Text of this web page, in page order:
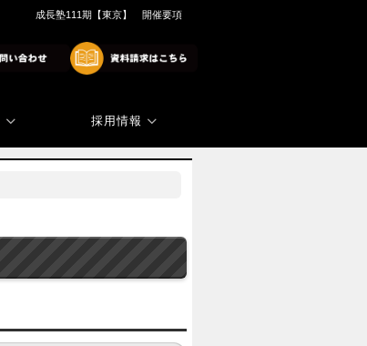
成長塾111期【東京】 開催要項
採用情報